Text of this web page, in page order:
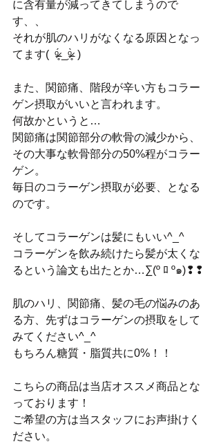
に含有量が減ってきてしまうので
す、、
それが肌のハリがなくなる原因となっ
てます(  ᵒ̴̶̷̥́ _ᵒ̴̶̷̣̥̀  )
また、関節痛、階段が辛い方もコラー
ゲン摂取がいいと言われます。
何故かというと…
関節痛は関節部分の軟骨の減少から、
その大事な軟骨部分の50%程がコラー
ゲン。
毎日のコラーゲン摂取が必要、となる
のです。
そしてコラーゲンは髪にもいい^_^
コラーゲンを飲み続けたら髪が太くな
るという論文も出たとか…∑(º ﾛ º๑)❢❢
肌のハリ、関節痛、髪の毛の悩みのあ
る方、先ずはコラーゲンの摂取をして
みてください^_^
もちろん糖質・脂質共に0%！！
こちらの商品は当店オススメ商品とな
っております！
ご希望の方は当スタッフにお声掛けく
ださい。